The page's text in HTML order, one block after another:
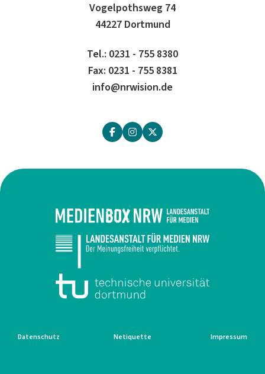
Vogelpothsweg 74
44227 Dortmund
Tel.: 0231 - 755 8380
Fax: 0231 - 755 8381
info@nrwision.de
Datenschutz Netiquette Impressum